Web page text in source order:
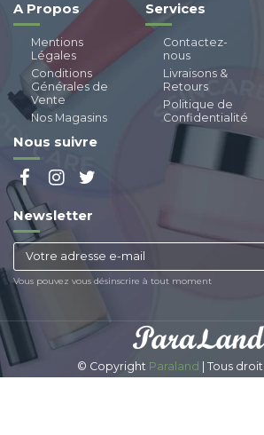
A Propos
Mentions
Légales
Conditions
Générales de
Vente
Nos Magasins
Services
Contactez-
nous
Livraisons &
Retours
Politique de
Confidentialité
Nous suivre
Newsletter
Vous pouvez vous désinscrire à tout moment
© Copyright Paraland | Tous